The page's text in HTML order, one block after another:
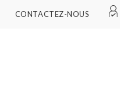
CONTACTEZ-NOUS